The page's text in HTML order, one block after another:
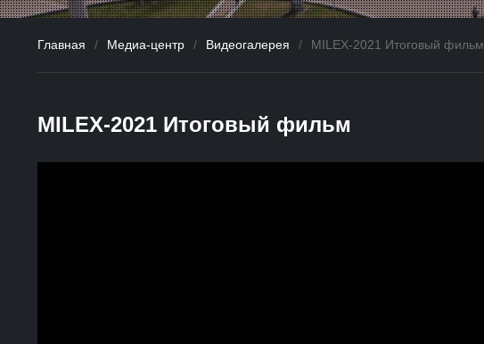
Главная / Медиа-центр / Видеогалерея / MILEX-2021 Итоговый фильм
MILEX-2021 Итоговый фильм